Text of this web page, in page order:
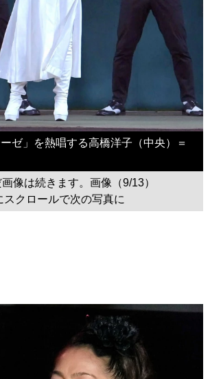
ーゼ」を熱唱する高橋洋子（中央）＝
像は続きます。画像（9/13）
スクロールで次の写真に